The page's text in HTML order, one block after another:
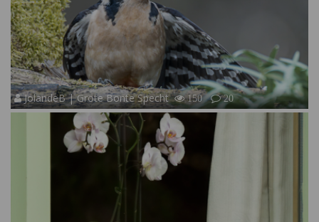
JolandeB | Grote Bonte Specht 150 20